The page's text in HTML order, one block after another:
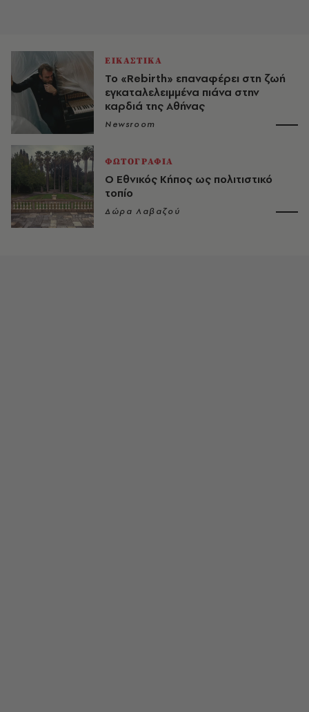
ΕΙΚΑΣΤΙΚΑ
Το «Rebirth» επαναφέρει στη ζωή
εγκαταλελειμμένα πιάνα στην
καρδιά της Αθήνας
Newsroom
ΦΩΤΟΓΡΑΦΙΑ
Ο Εθνικός Κήπος ως πολιτιστικό
τοπίο
Δώρα Λαβαζού